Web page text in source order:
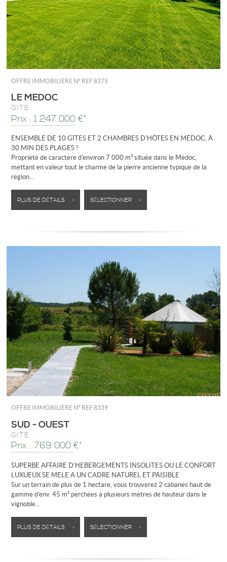
OFFRE IMMOBILIÈRE N° REF 8375
LE MEDOC
GÎTE
Prix : 1 247 000 €*
ENSEMBLE DE 10 GÎTES ET 2 CHAMBRES D'HÔTES EN MÉDOC, À
30 MIN DES PLAGES !
Propriété de caractère d'environ 7 000 m² située dans le Médoc,
mettant en valeur tout le charme de la pierre ancienne typique de la
région...
PLUS DE DÉTAILS > SÉLECTIONNER >
OFFRE IMMOBILIÈRE N° REF 8339
SUD - OUEST
GÎTE
Prix : 769 000 €*
SUPERBE AFFAIRE D’HEBERGEMENTS INSOLITES OU LE CONFORT
LUXUEUX SE MELE A UN CADRE NATUREL ET PAISIBLE
Sur un terrain de plus de 1 hectare, vous trouverez 2 cabanes haut de
gamme d’env. 45 m² perchées à plusieurs mètres de hauteur dans le
vignoble...
PLUS DE DÉTAILS > SÉLECTIONNER >